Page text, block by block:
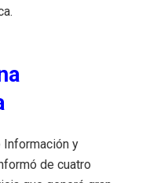
Información y
de cuatro